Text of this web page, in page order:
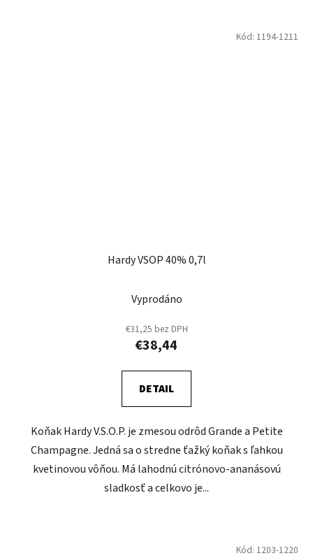
Hardy VSOP 40% 0,7l
Vyprodáno
€31,25 bez DPH
€38,44
DETAIL
Koňak Hardy V.S.O.P. je zmesou odrôd Grande a Petite
Champagne. Jedná sa o stredne ťažký koňak s ľahkou
kvetinovou vôňou. Má lahodnú citrónovo-ananásovú
sladkosť a celkovo je...
Kód: 1194-1211
Kód: 1203-1220